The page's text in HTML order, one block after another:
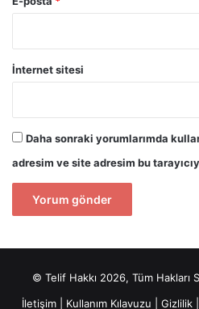
İnternet sitesi
Daha sonraki yorumlarımda
adresim ve site adresim bu
© Telif Hakkı 2026, Tüm Hakları
İletişim| Kullanım Kılavuzu Gizlilik